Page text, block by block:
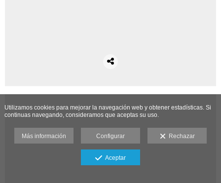
Utilizamos cookies para mejorar la navegación web y obtener estadísticas. Si
continuas navegando, consideramos que aceptas su uso.
Más información Configurar Rechazar
Aceptar